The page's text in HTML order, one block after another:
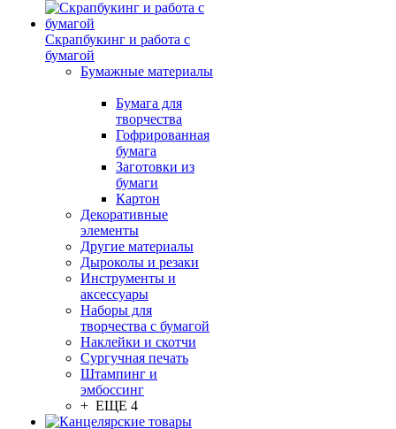
Скрапбукинг и работа с
бумагой
Бумажные материалы
Бумага для
творчества
Гофрированная
бумага
Заготовки из
бумаги
Картон
Декоративные
элементы
Другие материалы
Дыроколы и резаки
Инструменты и
аксессуары
Наборы для
творчества с бумагой
Наклейки и скотчи
Сургучная печать
Штампинг и
эмбоссинг
+ ЕЩЕ 4